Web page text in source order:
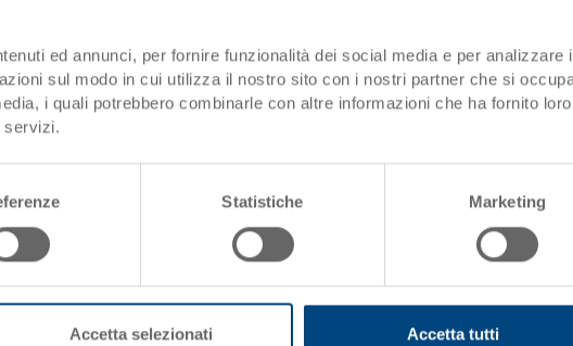
ed annunci, per fornire funzionalità dei social media e per analizzare
sul modo in cui utilizza il nostro sito con i nostri partner che si
i quali potrebbero combinarle con altre informazioni che ha fornito
servizi.
Statistiche Marketing
Accetta selezionati Accetta tutti
I scaglioni di quantità corrispondono alle
Dati articolo
Dimensioni esterne: 600 x
Altri
Richiedi offerta